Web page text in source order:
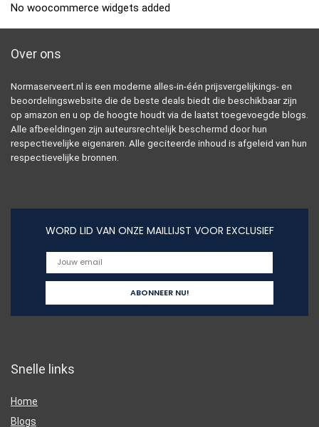
No woocommerce widgets added
Over ons
Normaserveert.nl is een moderne alles-in-één prijsvergelijkings- en
beoordelingswebsite die de beste deals biedt die beschikbaar zijn
op amazon en u op de hoogte houdt via de laatst toegevoegde blogs.
Alle afbeeldingen zijn auteursrechtelijk beschermd door hun
respectievelijke eigenaren. Alle geciteerde inhoud is afgeleid van hun
respectievelijke bronnen.
WORD LID VAN ONZE MAILLIJST VOOR EXCLUSIEF
Snelle links
Home
Blogs